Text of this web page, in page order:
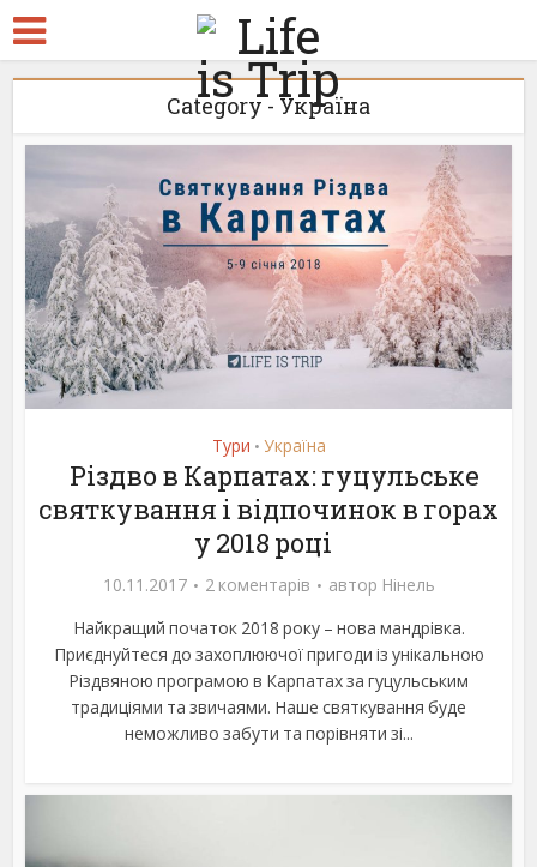
Category - Україна
Тури • Україна
Різдво в Карпатах: гуцульське
святкування і відпочинок в горах
у 2018 році
10.11.2017 2 коментарів автор Нінель
Найкращий початок 2018 року – нова мандрівка.
Приєднуйтеся до захоплюючої пригоди із унікальною
Різдвяною програмою в Карпатах за гуцульським
традиціями та звичаями. Наше святкування буде
неможливо забути та порівняти зі...